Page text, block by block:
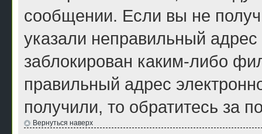
сообщении. Если вы не
указали неправильный
заблокирован каким-либо
правильный адрес
получили, то обратитесь за
Вернуться наверх